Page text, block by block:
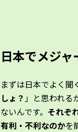
日本でメジャ
まずは日本でよく聞
しょ？ 」と思われる
ないんです。 それぞ
有利・不利なのかを